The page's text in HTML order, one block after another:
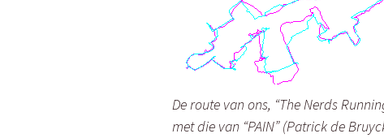
De route van ons, “The Nerds
met die van “PAIN” (Patrick de